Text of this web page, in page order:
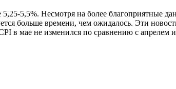
5,5%. Несмотря на более благоприятные
больше времени, чем ожидалось. Эти
в мае не изменился по сравнению с апрелем